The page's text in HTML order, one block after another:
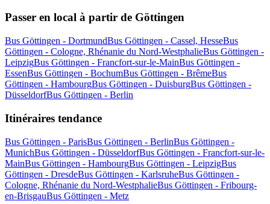
Passer en local à partir de Göttingen
Bus Göttingen - DortmundBus Göttingen - Cassel, HesseBus
Göttingen - Cologne, Rhénanie du Nord-WestphalieBus Göttingen -
LeipzigBus Göttingen - Francfort-sur-le-MainBus Göttingen -
EssenBus Göttingen - BochumBus Göttingen - BrêmeBus
Göttingen - HambourgBus Göttingen - DuisburgBus Göttingen -
DüsseldorfBus Göttingen - Berlin
Itinéraires tendance
Bus Göttingen - ParisBus Göttingen - BerlinBus Göttingen -
MunichBus Göttingen - DüsseldorfBus Göttingen - Francfort-sur-le-
MainBus Göttingen - HambourgBus Göttingen - LeipzigBus
Göttingen - DresdeBus Göttingen - KarlsruheBus Göttingen -
Cologne, Rhénanie du Nord-WestphalieBus Göttingen - Fribourg-
en-BrisgauBus Göttingen - Metz